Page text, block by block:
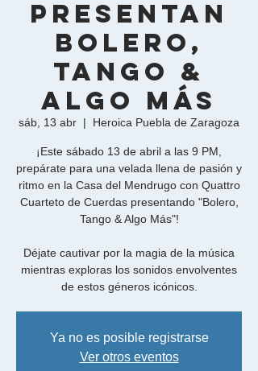
presentan
Bolero,
Tango &
algo más
sáb, 13 abr
  |
Heroica Puebla de Zaragoza
¡Este sábado 13 de abril a las 9 PM,
prepárate para una velada llena de pasión y
ritmo en la Casa del Mendrugo con Quattro
Cuarteto de Cuerdas presentando "Bolero,
Tango & Algo Más"!
Déjate cautivar por la magia de la música
mientras exploras los sonidos envolventes
de estos géneros icónicos.
Ya no es posible registrarse
Ver otros eventos